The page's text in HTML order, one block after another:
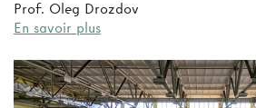
Prof. Oleg Drozdov
En savoir plus